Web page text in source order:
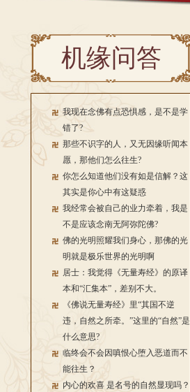
机缘问答
我现在念佛有点恐惧感，是不是学
错了?
那些不识字的人，又无因缘听闻本
愿，那他们怎么往生?
你怎么知道他们没有如是信解？这
其实是你心中有这疑惑
我经常会被自己的业力牵着，我是
不是应该念南无阿弥陀佛?
佛的光明照耀我们身心，那佛的光
明就是极乐世界的光明啊
居士：我觉得《无量寿经》的原译
本和“汇集本”，差别不大。
《佛说无量寿经》里“其国不逆
违，自然之所牵。”这里的“自然”是
什么意思?
临终会不会因嗔恨心堕入恶道而不
能往生？
内心的欢喜 是名号的自然显现吗？